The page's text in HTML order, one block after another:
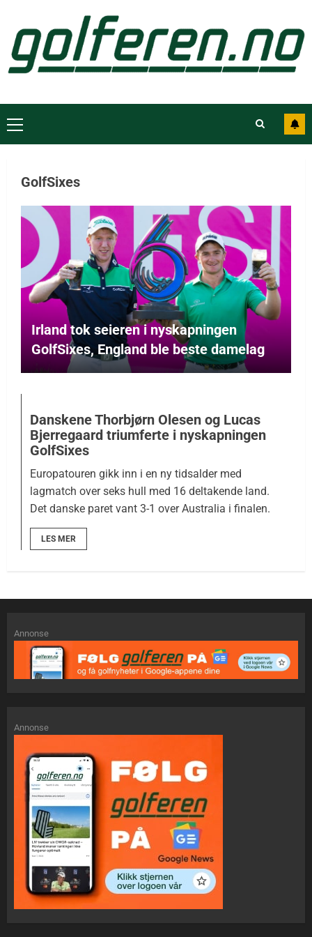
GolfSixes
Irland tok seieren i nyskapningen
GolfSixes, England ble beste damelag
Danskene Thorbjørn Olesen og Lucas
Bjerregaard triumferte i nyskapningen
GolfSixes
Europatouren gikk inn i en ny tidsalder med
lagmatch over seks hull med 16 deltakende land.
Det danske paret vant 3-1 over Australia i finalen.
LES MER
Annonse
Annonse